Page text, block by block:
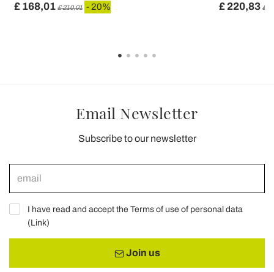
£ 168,01 £ 210,01 - 20% £ 220,83 £
Email Newsletter
Subscribe to our newsletter
I have read and accept the Terms of use of personal data
(Link)
Join us